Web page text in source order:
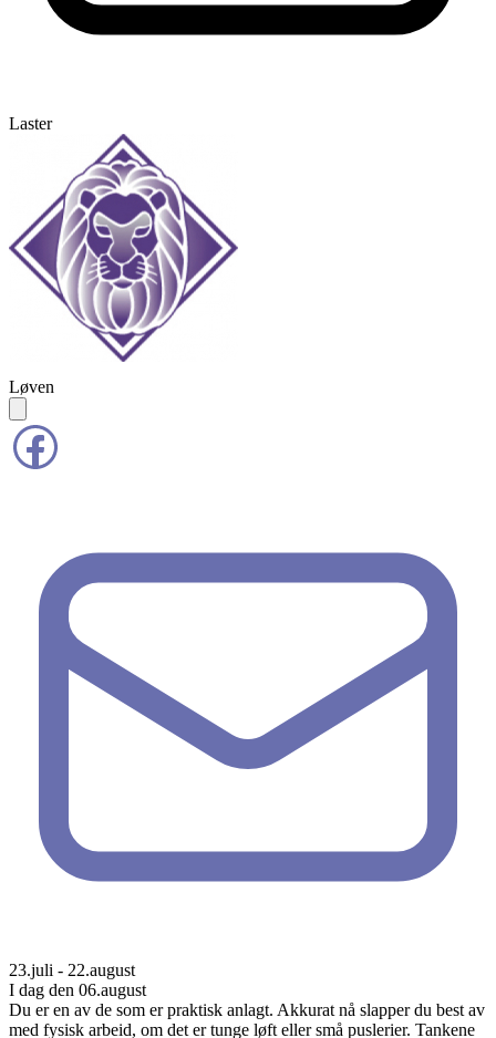
Laster
Løven
23.juli - 22.august
I dag den 06.august
Du er en av de som er praktisk anlagt. Akkurat nå slapper du best av
med fysisk arbeid, om det er tunge løft eller små puslerier. Tankene